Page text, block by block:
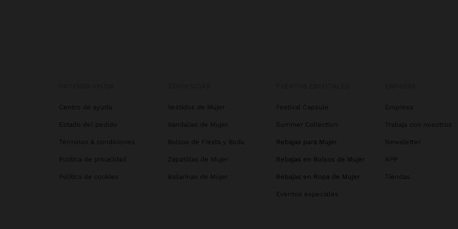
Centro de ayuda
Estado del pedido
Términos & condiciones
Política de privacidad
Política de cookies
Vestidos de Mujer
Sandalias de Mujer
Bolsos de Fiesta y Boda
Zapatillas de Mujer
Bailarinas de Mujer
Festival Capsule
Summer Collection
Rebajas para Mujer
Rebajas en Bolsos de Mujer
Rebajas en Ropa de Mujer
Eventos especiales
Empresa
Trabaja con nosotros
Newsletter
APP
Tiendas